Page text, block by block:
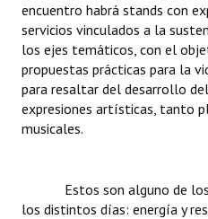
Datos Históricos
Premio al Mérito - Registro
Audiencias Públicas - Registro
Mujeres que Dejaron Huellas -
Ciudadano Ilustre - Registro
encuentro habrá stands con
servicios vinculados a la
los ejes temáticos, con el
propuestas prácticas para la
para resaltar del desarrollo
expresiones artísticas, tanto
musicales.
Estos son alguno de los
los distintos días: energía y